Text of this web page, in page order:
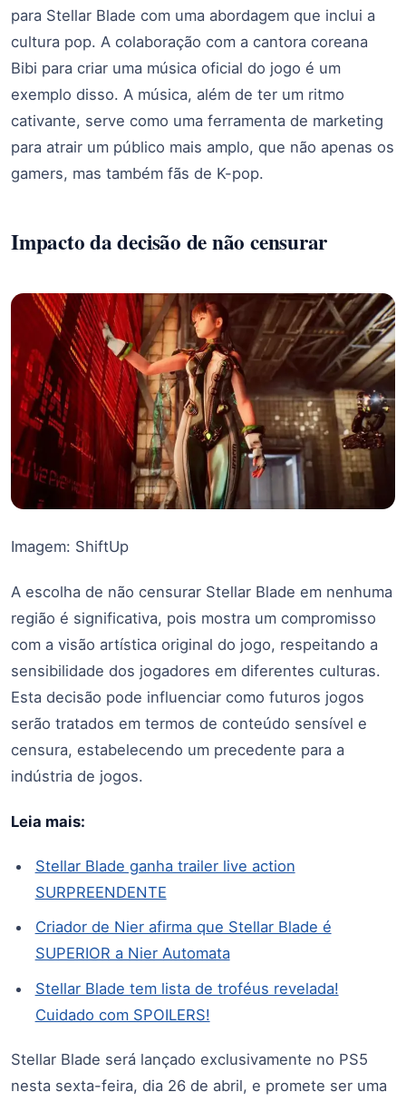
para Stellar Blade com uma abordagem que inclui a
cultura pop. A colaboração com a cantora coreana
Bibi para criar uma música oficial do jogo é um
exemplo disso. A música, além de ter um ritmo
cativante, serve como uma ferramenta de marketing
para atrair um público mais amplo, que não apenas os
gamers, mas também fãs de K-pop.
Impacto da decisão de não censurar
Imagem: ShiftUp
A escolha de não censurar Stellar Blade em nenhuma
região é significativa, pois mostra um compromisso
com a visão artística original do jogo, respeitando a
sensibilidade dos jogadores em diferentes culturas.
Esta decisão pode influenciar como futuros jogos
serão tratados em termos de conteúdo sensível e
censura, estabelecendo um precedente para a
indústria de jogos.
Leia mais:
Stellar Blade ganha trailer live action
SURPREENDENTE
Criador de Nier afirma que Stellar Blade é
SUPERIOR a Nier Automata
Stellar Blade tem lista de troféus revelada!
Cuidado com SPOILERS!
Stellar Blade será lançado exclusivamente no PS5
nesta sexta-feira, dia 26 de abril, e promete ser uma